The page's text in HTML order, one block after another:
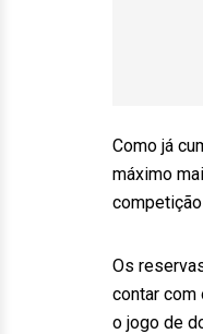
Como já
máximo
Os
contar com
o jogo de